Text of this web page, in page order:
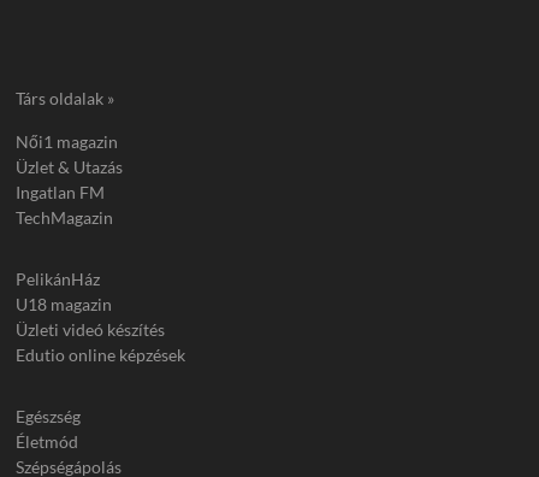
Társ oldalak »
Női1 magazin
Üzlet & Utazás
Ingatlan FM
TechMagazin
PelikánHáz
U18 magazin
Üzleti videó készítés
Edutio online képzések
Egészség
Életmód
Szépségápolás